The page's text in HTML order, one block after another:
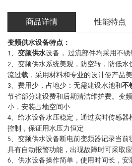
商品详情 性能特点
变频供水设备特点：
1、 变频供水设备， 过流部件均采用不
2、变频供水系统美观，防空转，防低
流过载，采用材料和专业的设计使产品
3、费用少，占地少：无需建设水池和不
节省部分建设费和后期清洁维护费。变频
小，安装占地空间小
4、给水设备水压稳定，通过实时传感
控制，保证用水压力恒定
5、变频供水设备断电前变频器记录当前
具有自动报警功能，出现故障时可采取
6、供水设备操作简单，使用时间长，安